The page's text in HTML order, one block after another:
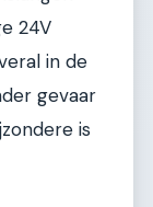
24V
in de
gevaar
is